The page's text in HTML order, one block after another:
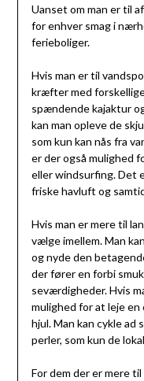
Uanset om man er til
for enhver smag i
ferieboliger.
Hvis man er til
kræfter med
spændende kajaktur
kan man opleve de
som kun kan nås fra
er der også mulighed
eller windsurfing. Det
friske havluft og
Hvis man er mere til
vælge imellem. Man
og nyde den
der fører en forbi
seværdigheder. Hvis
mulighed for at leje
hjul. Man kan cykle ad
perler, som kun de
For dem der er mere